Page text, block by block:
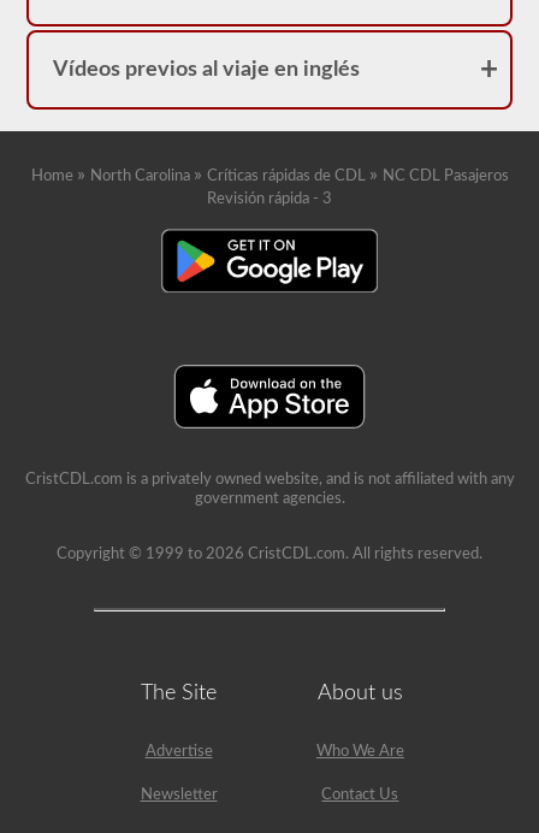
Vídeos previos al viaje en inglés
Home » North Carolina » Críticas rápidas de CDL » NC CDL Pasajeros
Revisión rápida - 3
CristCDL.com is a privately owned website, and is not affiliated with any
government agencies.
Copyright © 1999 to 2026 CristCDL.com. All rights reserved.
The Site
Advertise
Newsletter
About us
Who We Are
Contact Us